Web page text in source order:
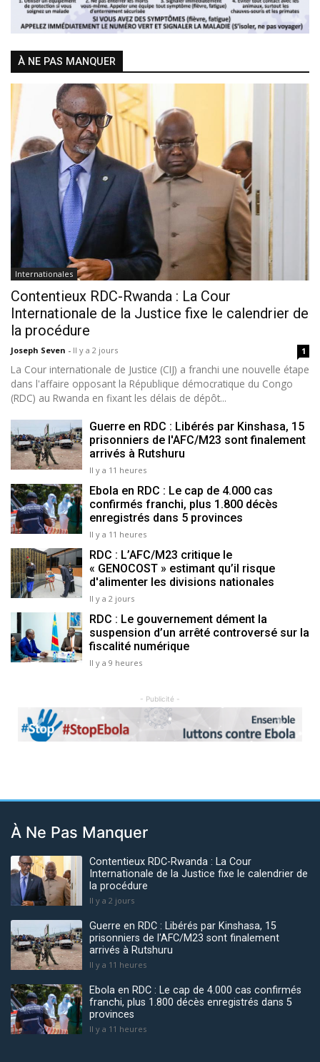
À NE PAS MANQUER
Internationales
Contentieux RDC-Rwanda : La Cour
Internationale de la Justice fixe le calendrier de
la procédure
Joseph Seven - Il y a 2 jours 1
La Cour internationale de Justice (CIJ) a franchi une nouvelle étape
dans l'affaire opposant la République démocratique du Congo
(RDC) au Rwanda en fixant les délais de dépôt...
Guerre en RDC : Libérés par Kinshasa, 15
prisonniers de l'AFC/M23 sont finalement
arrivés à Rutshuru
Il y a 11 heures
Ebola en RDC : Le cap de 4.000 cas
confirmés franchi, plus 1.800 décès
enregistrés dans 5 provinces
Il y a 11 heures
RDC : L’AFC/M23 critique le
« GENOCOST » estimant qu’il risque
d'alimenter les divisions nationales
Il y a 2 jours
RDC : Le gouvernement dément la
suspension d’un arrêté controversé sur la
fiscalité numérique
Il y a 9 heures
- Publicité -
Previous Next
À Ne Pas Manquer
Contentieux RDC-Rwanda : La Cour
Internationale de la Justice fixe le calendrier de
la procédure
Il y a 2 jours
Guerre en RDC : Libérés par Kinshasa, 15
prisonniers de l'AFC/M23 sont finalement
arrivés à Rutshuru
Il y a 11 heures
Ebola en RDC : Le cap de 4.000 cas confirmés
franchi, plus 1.800 décès enregistrés dans 5
provinces
Il y a 11 heures